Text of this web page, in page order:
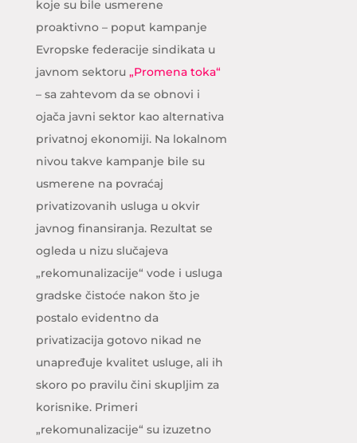
koje su bile usmerene
proaktivno – poput kampanje
Evropske federacije sindikata u
javnom sektoru „Promena toka“
– sa zahtevom da se obnovi i
ojača javni sektor kao alternativa
privatnoj ekonomiji. Na lokalnom
nivou takve kampanje bile su
usmerene na povraćaj
privatizovanih usluga u okvir
javnog finansiranja. Rezultat se
ogleda u nizu slučajeva
„rekomunalizacije“ vode i usluga
gradske čistoće nakon što je
postalo evidentno da
privatizacija gotovo nikad ne
unapređuje kvalitet usluge, ali ih
skoro po pravilu čini skupljim za
korisnike. Primeri
„rekomunalizacije“ su izuzetno